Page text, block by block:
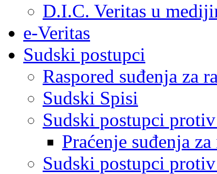
D.I.C. Veritas u
e-Veritas
Sudski postupci
Raspored suđenja za
Sudski Spisi
Sudski postupci
Praćenje suđenja
Sudski postupci